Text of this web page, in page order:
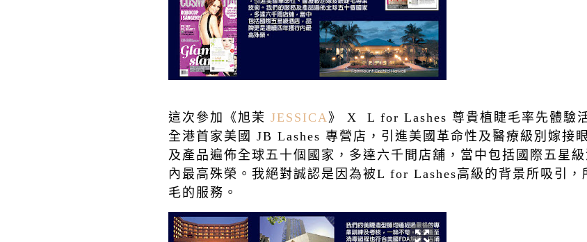
這次參加《旭茉 JESSICA》 X L for Lashes 尊貴植睫毛率先體驗
全港首家美國 JB Lashes 專營店，引進美國革命性及醫療級別嫁接
及產品遍佈全球五十個國家，多達六千間店舖，當中包括國際五星
內最高殊榮。我絕對誠認是因為被L for Lashes高級的背景所吸引
毛的服務。